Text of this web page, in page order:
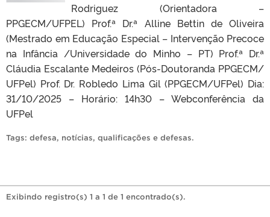
Rodriguez (Orientadora –
PPGECM/UFPEL) Prof.ª Dr.ª Alline Bettin de Oliveira
(Mestrado em Educação Especial – Intervenção Precoce
na Infância /Universidade do Minho – PT) Prof.ª Dr.ª
Cláudia Escalante Medeiros (Pós-Doutoranda PPGECM/
UFPel) Prof. Dr. Robledo Lima Gil (PPGECM/UFPel) Dia:
31/10/2025 – Horário: 14h30 – Webconferência da
UFPel
Tags: defesa, notícias, qualificações e defesas.
Exibindo registro(s) 1 a 1 de 1 encontrado(s).